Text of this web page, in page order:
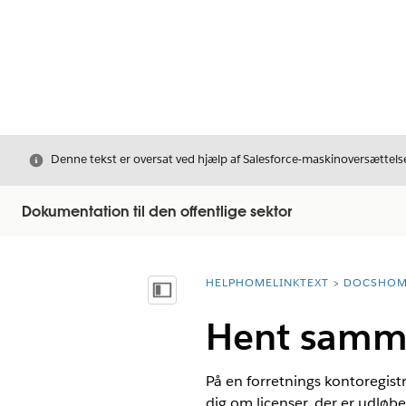
LukDenne tekst er oversat ved hjælp af Salesforce-
Dokumentation til den offentlige sektor
Vis indholdsfortegnelse
breadcrumbDescription
HELPHOMELINKTEXT
Hent
På en forretnings